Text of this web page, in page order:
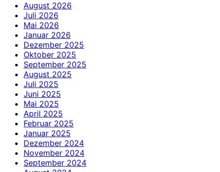
August 2026
Juli 2026
Mai 2026
Januar 2026
Dezember 2025
Oktober 2025
September 2025
August 2025
Juli 2025
Juni 2025
Mai 2025
April 2025
Februar 2025
Januar 2025
Dezember 2024
November 2024
September 2024